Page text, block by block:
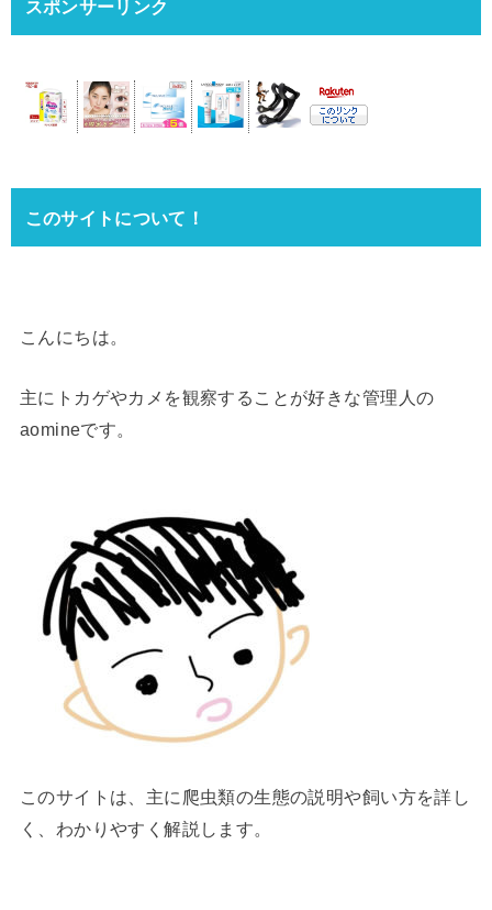
スポンサーリンク
このサイトについて！
こんにちは。
主にトカゲやカメを観察することが好きな管理人の
aomineです。
このサイトは、主に爬虫類の生態の説明や飼い方を詳し
く、わかりやすく解説します。